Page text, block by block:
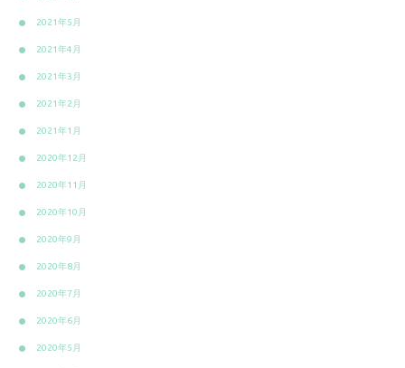
2021年5月
2021年4月
2021年3月
2021年2月
2021年1月
2020年12月
2020年11月
2020年10月
2020年9月
2020年8月
2020年7月
2020年6月
2020年5月